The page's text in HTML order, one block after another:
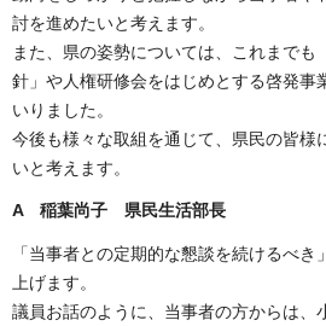
討を進めたいと考えます。
また、県の姿勢については、これまでも
針」や人権研修会をはじめとする啓発事
いりました。
今後も様々な取組を通じて、県民の皆様
いと考えます。
A稲葉尚子 県民生活部長
「当事者との定期的な懇談を続けるべ
上げます。
議員お話のように、当事者の方からは、